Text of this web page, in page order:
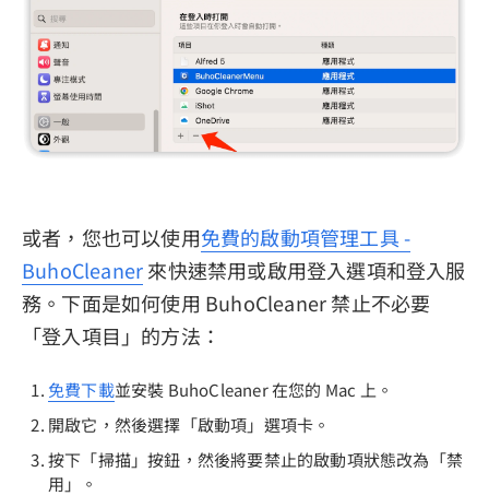
或者，您也可以使用免費的啟動項管理工具 -
BuhoCleaner來快速禁用或啟用登入選項和登入服
務。下面是如何使用 BuhoCleaner 禁止不必要
「登入項目」的方法：
免費下載並安裝 BuhoCleaner 在您的 Mac 上。
開啟它，然後選擇「啟動項」選項卡。
按下「掃描」按鈕，然後將要禁止的啟動項狀態改為「禁
用」。